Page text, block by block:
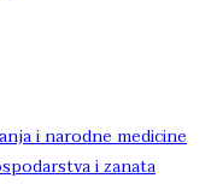
i narodne medicine
i zanata